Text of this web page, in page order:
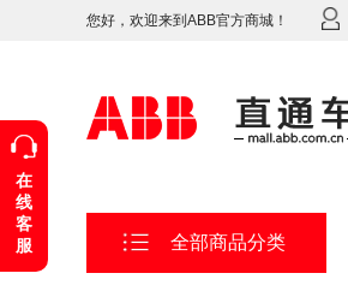
您好，欢迎来到ABB官方商城！
全部商品分类
在
线
客
服